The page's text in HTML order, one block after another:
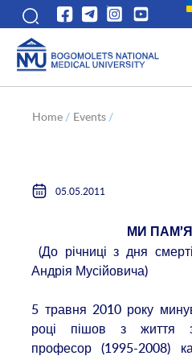
Home / Events /
05.05.2011
МИ
(До річниці з дня
Андрія Мусійовича)
5 травня 2010 року
році пішов з життя
професор (1995-2008)